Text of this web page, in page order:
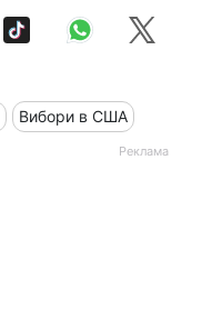
Вибори в США